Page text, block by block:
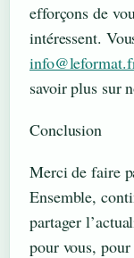
efforçons de
intéressent.
savoir plus sur
Conclusion
Merci de faire
Ensemble,
partager
pour vous,